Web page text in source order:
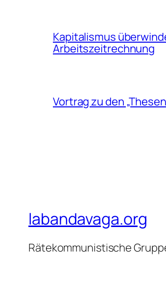
Kapitalismus
Arbeitszeitrechnung
Vortrag zu den
labandavaga.org
Rätekommunistische